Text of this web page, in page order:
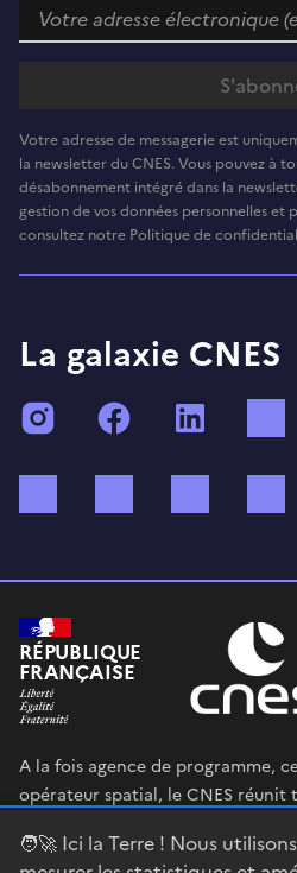
🧑‍🚀 Ici la Terre ! Nous
Votre adresse de messagerie est
la newsletter du CNES. Vous pouvez à
désabonnement intégré dans la
gestion de vos données personnelles et
consultez notre Politique de
La galaxie CNES
InstagramFacebook
RÉPUBLIQUE
FRANÇAISE
A la fois agence de programme,
opérateur spatial, le CNES réunit
en œuvre sa stratégie spatiale.